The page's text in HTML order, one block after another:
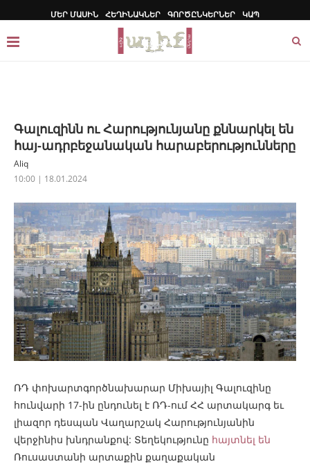
ՄԵՐ ՄԱՍԻՆ ՀԵՂԻՆԱԿՆԵՐ ԳՈՐԾԸՆԿԵՐՆԵՐ ԿԱՊ
Գալուզինն ու Հարությունյանը քննարկել են
հայ-ադրբեջանական հարաբերությունները
Aliq
10:00 | 18.01.2024
ՌԴ փոխարտգործնախարար Միխայիլ Գալուզինը
հունվարի 17-ին ընդունել է ՌԴ-ում ՀՀ արտակարգ եւ
լիազոր դեսպան Վաղարշակ Հարությունյանին
վերջինիս խնդրանքով: Տեղեկությունը հայտնել են
Ռուսաստանի արտաքին քաղաքական